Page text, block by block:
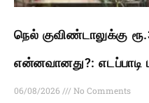
நெல் குவிண்டாலுக்கு
என்னவானது?: எடப்பாடி
06/08/2026
No Comments